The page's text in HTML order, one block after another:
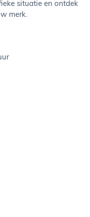
situatie en ontdek
merk.